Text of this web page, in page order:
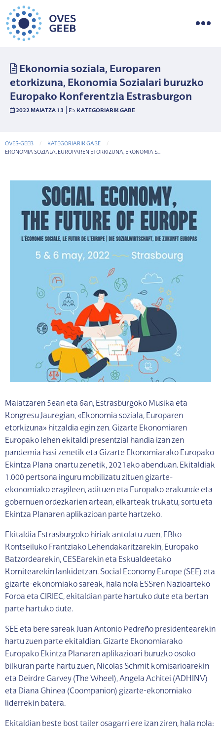
Ekonomia soziala, Europaren
etorkizuna, Ekonomia Sozialari buruzko
Europako Konferentzia Estrasburgon
2022 MAIATZA 13 KATEGORIARIK GABE
OVES-GEEB
KATEGORIARIK GABE
CURRENT-PAGE
EKONOMIA SOZIALA, EUROPAREN ETORKIZUNA, EKONOMIA S...
Maiatzaren 5ean eta 6an, Estrasburgoko Musika eta
Kongresu Jauregian, «Ekonomia soziala, Europaren
etorkizuna» hitzaldia egin zen. Gizarte Ekonomiaren
Europako lehen ekitaldi presentzial handia izan zen
pandemia hasi zenetik eta Gizarte Ekonomiarako Europako
Ekintza Plana onartu zenetik, 2021eko abenduan. Ekitaldiak
1.000 pertsona inguru mobilizatu zituen gizarte-
ekonomiako eragileen, adituen eta Europako erakunde eta
gobernuen ordezkarien artean, elkarteak trukatu, sortu eta
Ekintza Planaren aplikazioan parte hartzeko.
Ekitaldia Estrasburgoko hiriak antolatu zuen, EBko
Kontseiluko Frantziako Lehendakaritzarekin, Europako
Batzordearekin, CESEarekin eta Eskualdeetako
Komitearekin lankidetzan. Social Economy Europe (SEE) eta
gizarte-ekonomiako sareak, hala nola ESSren Nazioarteko
Foroa eta CIRIEC, ekitaldian parte hartuko dute eta bertan
parte hartuko dute.
SEE eta bere sareak Juan Antonio Pedreño presidentearekin
hartu zuen parte ekitaldian. Gizarte Ekonomiarako
Europako Ekintza Planaren aplikazioari buruzko osoko
bilkuran parte hartu zuen, Nicolas Schmit komisarioarekin
eta Deirdre Garvey (The Wheel), Angela Achitei (ADHINV)
eta Diana Ghinea (Coompanion) gizarte-ekonomiako
liderrekin batera.
Ekitaldian beste bost tailer osagarri ere izan ziren, hala nola: